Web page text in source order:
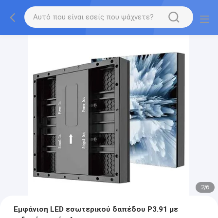
2/6
Εμφάνιση LED εσωτερικού δαπέδου P3.91 με